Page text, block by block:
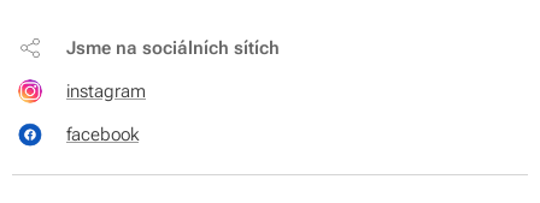
Jsme na sociálních sítích
instagram
facebook